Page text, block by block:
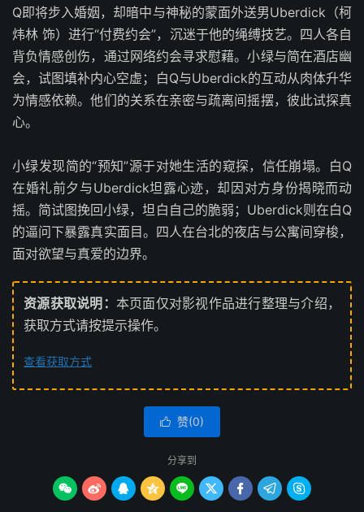
Q即将步入婚姻，却暗中与神秘的蒙面外送男Uberdick（柯
炜林 饰）进行“付费约会”，沉迷于他的绳缚技艺。四人各自
背负情感创伤，通过网络约会寻求慰藉。小绿与简在酒店幽
会，试图填补内心空虚；白Q与Uberdick的互动从肉体升华
为情感依赖。他们的关系在亲密与疏离间摇摆，彼此试探真
心。
小绿发现简的“预知”源于对她生活的窥探，信任崩塌。白Q
在婚礼前夕与Uberdick坦露心迹，却因对方身份揭晓而动
摇。简试图挽回小绿，坦白自己的脆弱；Uberdick则在白Q
的逼问下暴露真实面目。四人在台北的夜店与公寓间穿梭，
面对欲望与真爱的边界。
资源获取说明： 本页面仅对影视作品进行整理与介绍，
获取方式请按提示操作。
查看获取方式
 赞(0)
分享到
        